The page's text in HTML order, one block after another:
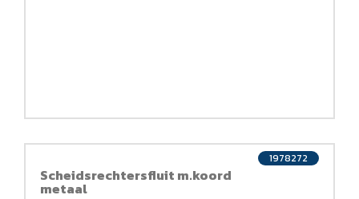
Scheidsrechtersfluit m.koord
metaal
1978272